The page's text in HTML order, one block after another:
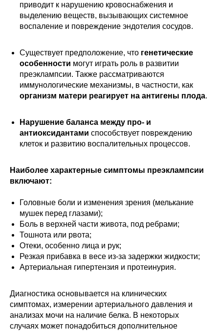
приводит к нарушению кровоснабжения и
выделению веществ, вызывающих системное
воспаление и повреждение эндотелия сосудов.
Существует предположение, что генетические
особенности могут играть роль в развитии
преэклампсии. Также рассматриваются
иммунологические механизмы, в частности, как
организм матери реагирует на антигены плода.
Нарушение баланса между про- и
антиоксидантами способствует повреждению
клеток и развитию воспалительных процессов.
Наиболее характерные симптомы преэклампсии
включают:
Головные боли и изменения зрения (мелькание
мушек перед глазами);
Боль в верхней части живота, под ребрами;
Тошнота или рвота;
Отеки, особенно лица и рук;
Резкая прибавка в весе из-за задержки жидкости;
Артериальная гипертензия и протеинурия.
Диагностика основывается на клинических
симптомах, измерении артериального давления и
анализах мочи на наличие белка. В некоторых
случаях может понадобиться дополнительное